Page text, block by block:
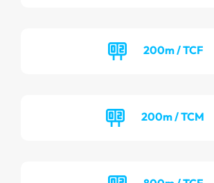
200m / TCF
200m / TCM